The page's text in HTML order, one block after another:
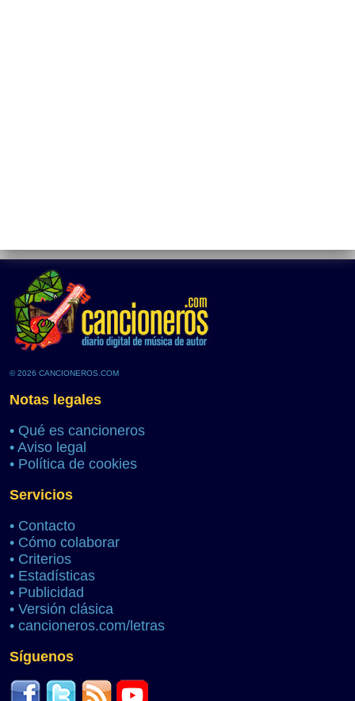
© 2026 CANCIONEROS.COM
Notas legales
• Qué es cancioneros
• Aviso legal
• Política de cookies
Servicios
• Contacto
• Cómo colaborar
• Criterios
• Estadísticas
• Publicidad
• Versión clásica
• cancioneros.com/letras
Síguenos